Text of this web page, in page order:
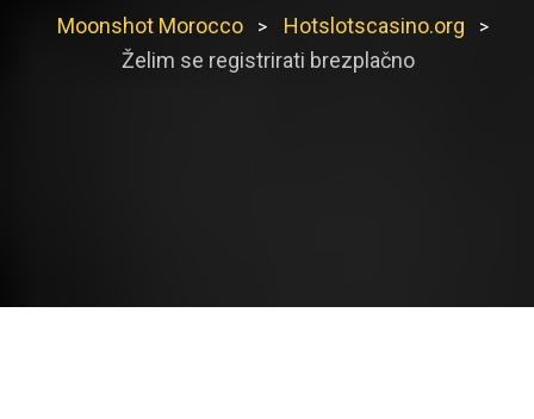
Moonshot Morocco > Hotslotscasino.org >
Želim se registrirati brezplačno